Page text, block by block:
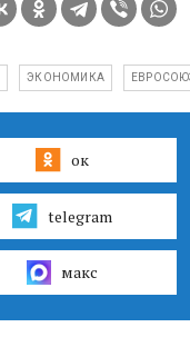
ЭКОНОМИКА
ок
telegram
макс